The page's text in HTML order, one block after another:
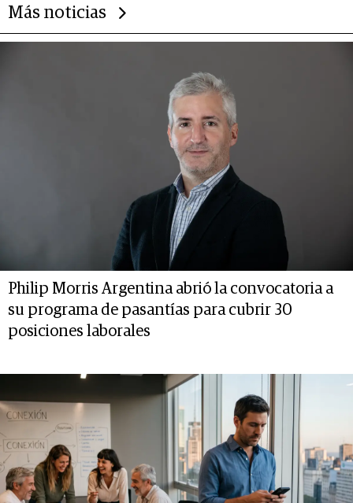
Más noticias
Philip Morris Argentina abrió la convocatoria a
su programa de pasantías para cubrir 30
posiciones laborales